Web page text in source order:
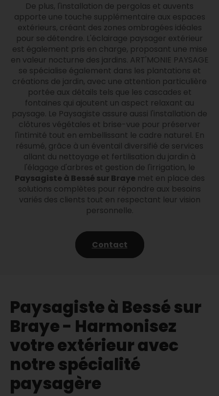
De plus, l'installation de pergolas et auvents
apporte une touche supplémentaire aux espaces
extérieurs, créant des zones ombragées idéales
pour se détendre. L'éclairage paysager extérieur
est également pris en charge, proposant une mise
en valeur nocturne des jardins. ART'MONIE PAYSAGE
se spécialise également dans les plantations et
créations de jardin, avec une attention particulière
portée aux détails tels que les cascades et
fontaines qui ajoutent un aspect relaxant au
paysage. Le Paysagiste assure aussi l'installation de
clôtures végétales et brise-vue pour préserver
l'intimité tout en embellissant le cadre naturel. En
résumé, grâce à un éventail diversifié de services
allant du nettoyage et fertilisation du jardin à
l'élagage d'arbres et gestion de l'irrigation, le
Paysagiste à Bessé sur Braye met en place des
solutions complètes pour répondre aux besoins
variés des clients tout en respectant leur vision
personnelle.
Contact
Paysagiste à Bessé sur
Braye - Harmonisez
votre extérieur avec
notre spécialité
paysagère